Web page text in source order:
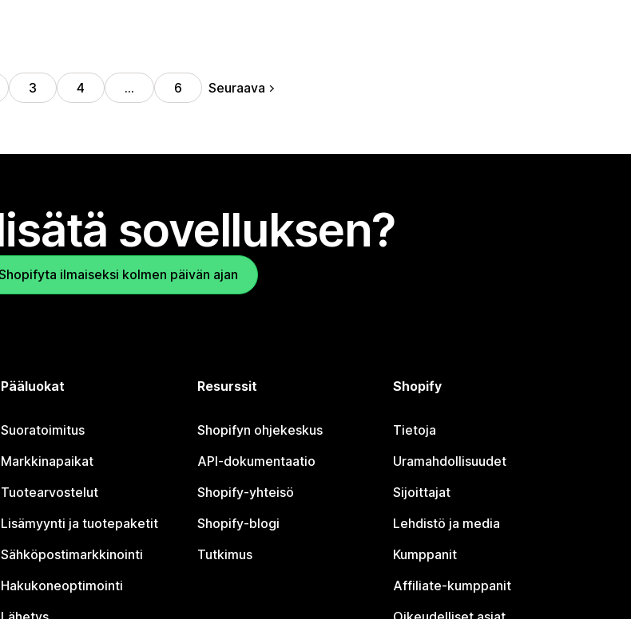
3 4 … 6 Seuraava
sovelluksen?
ilmaiseksi kolmen päivän ajan
Pääluokat
Suoratoimitus
Markkinapaikat
Tuotearvostelut
Lisämyynti ja tuotepaketit
Sähköpostimarkkinointi
Hakukoneoptimointi
Resurssit
Shopifyn ohjekeskus
API-dokumentaatio
Shopify-yhteisö
Shopify-blogi
Tutkimus
Shopify
Tietoja
Uramahdollisuudet
Sijoittajat
Lehdistö ja media
Kumppanit
Affiliate-kumppanit